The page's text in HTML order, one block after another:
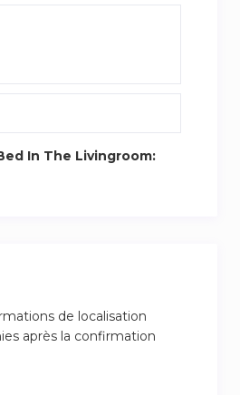
In The Livingroom:
de localisation
après la confirmation